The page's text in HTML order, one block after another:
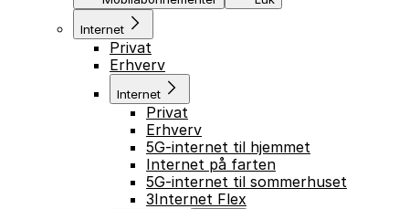
Internet
Privat
Erhverv
Internet
Privat
Erhverv
5G-internet til hjemmet
Internet på farten
5G-internet til sommerhuset
3Internet Flex